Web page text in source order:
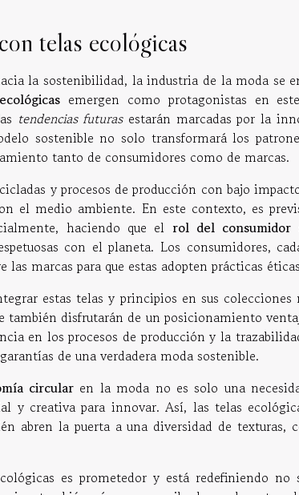
telas ecológicas
la sostenibilidad, la industria de la moda se
emergen como protagonistas en
tendencias futurasestarán marcadas por la
sostenible no solo transformará los
tanto de consumidores como de marcas.
y procesos de producción con bajo
el medio ambiente. En este contexto, es
haciendo que el rol del consumidor
con el planeta. Los consumidores,
las marcas para que estas adopten prácticas
estas telas y principios en sus
también disfrutarán de un posicionamiento
en los procesos de producción y la
de una verdadera moda sostenible.
circular en la moda no es solo una
y creativa para innovar. Así, las telas
abren la puerta a una diversidad de texturas,
es prometedor y está redefiniendo